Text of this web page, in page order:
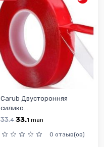
Carub Двусторонняя
силико...
33.4 33.1 man
0 отзыв(ов)